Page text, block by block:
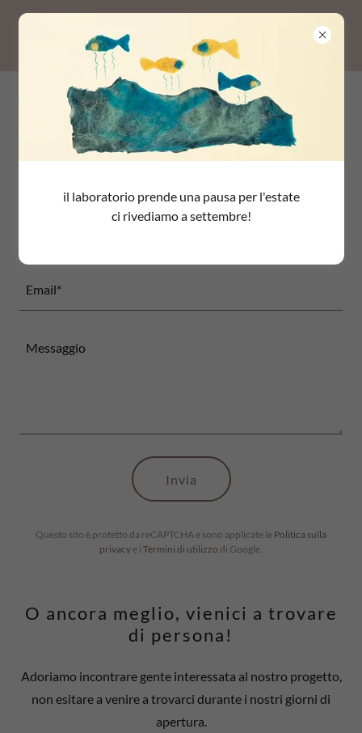
Contattaci
Email*
Invia
Questo sito è protetto da reCAPTCHA e sono applicate le Politica sulla
privacy e i Termini di utilizzo di Google.
O ancora meglio, vienici a trovare
di persona!
Adoriamo incontrare gente interessata al nostro progetto,
non esitare a venire a trovarci durante i nostri giorni di
apertura.
il laboratorio prende una pausa per l'estate
ci rivediamo a settembre!